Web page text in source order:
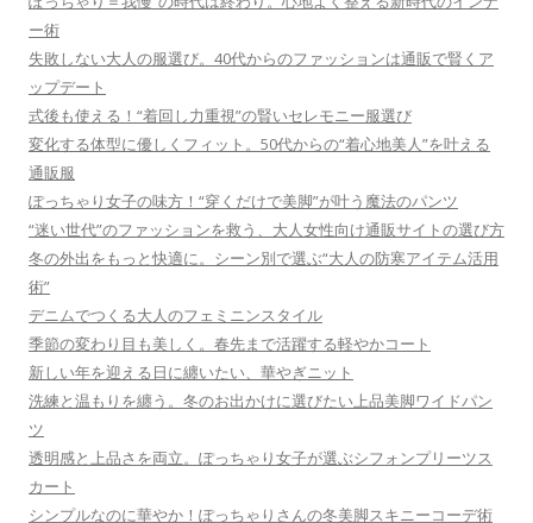
ー術
失敗しない大人の服選び。40代からのファッションは通販で賢くア
ップデート
式後も使える！“着回し力重視”の賢いセレモニー服選び
変化する体型に優しくフィット。50代からの“着心地美人”を叶える
通販服
ぽっちゃり女子の味方！“穿くだけで美脚”が叶う魔法のパンツ
“迷い世代”のファッションを救う、大人女性向け通販サイトの選び方
冬の外出をもっと快適に。シーン別で選ぶ“大人の防寒アイテム活用
術”
デニムでつくる大人のフェミニンスタイル
季節の変わり目も美しく。春先まで活躍する軽やかコート
新しい年を迎える日に纏いたい、華やぎニット
洗練と温もりを纏う。冬のお出かけに選びたい上品美脚ワイドパン
ツ
透明感と上品さを両立。ぽっちゃり女子が選ぶシフォンプリーツス
カート
シンプルなのに華やか！ぽっちゃりさんの冬美脚スキニーコーデ術